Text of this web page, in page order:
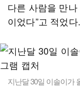
다른 사람을 만
이었다”고 적었다.
지난달 30일 이솔이가